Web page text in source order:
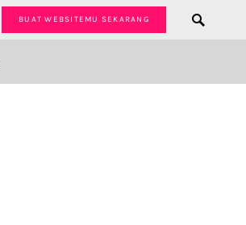
BUAT WEBSITEMU SEKARANG